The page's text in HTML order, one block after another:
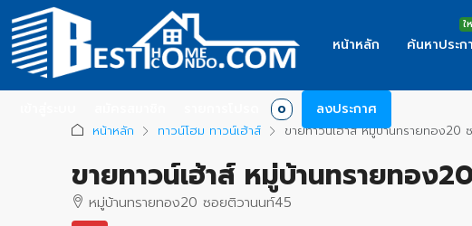
หน้าหลัก ค้นหาประก
0 ลงประกาศ
หน้าหลัก ทาวน์โฮม ทาวน์เฮ้าส์ ขายทาวน์เฮ้าส์ หมู่บ้านทรายทอง
ขายทาวน์เฮ้าส์ หมู่บ้านทรายทอง
หมู่บ้านทรายทอง20 ซอยติวานนท์45